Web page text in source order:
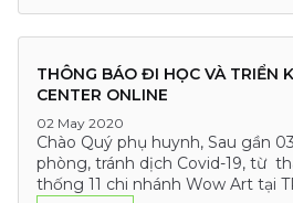
THÔNG BÁO ĐI HỌC VÀ TRIỂN
CENTER ONLINE
02 May 2020
Chào Quý phụ huynh, Sau gần
phòng, tránh dịch Covid-19, từ
thống 11 chi nhánh Wow Art tại